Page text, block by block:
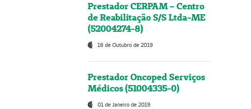
Prestador CERPAM – Centro
de Reabilitação S/S Ltda-ME
(52004274-8)
18 de Outubro de 2019
Prestador Oncoped Serviços
Médicos (51004335-0)
01 de Janeiro de 2019